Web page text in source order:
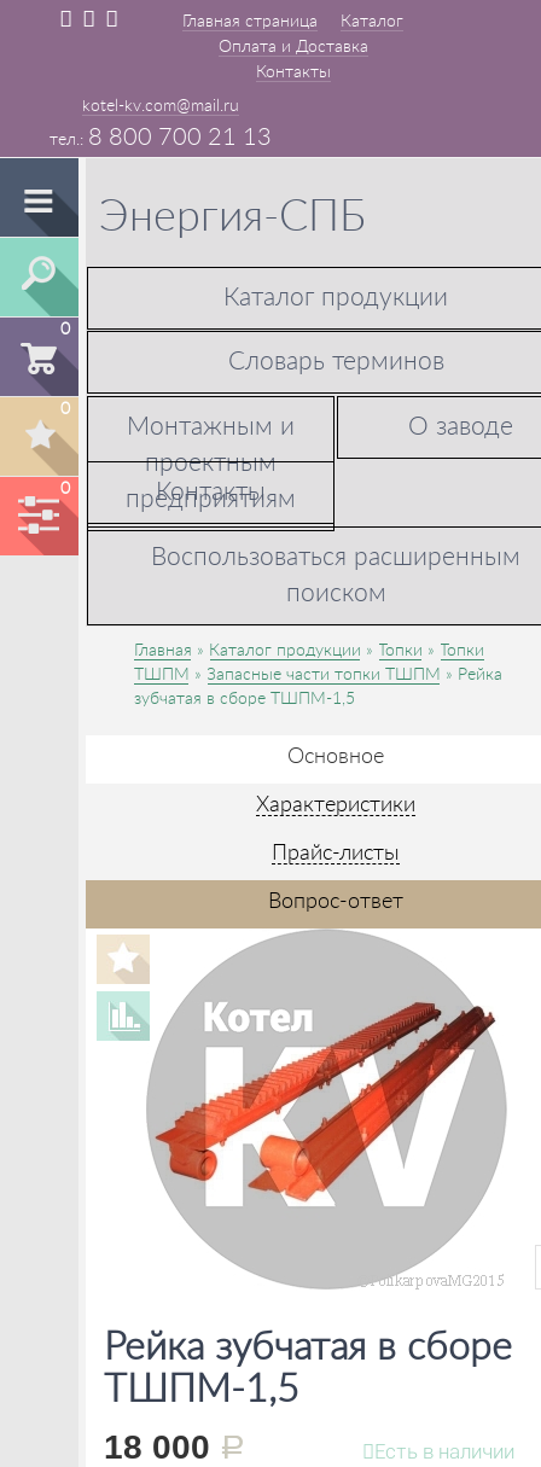
Главная страница
Каталог
Оплата и Доставка
Контакты
kotel-kv.com@mail.ru
8 800 700 21 13
0
0
0
Энергия-СПБ
Каталог продукции
Словарь терминов
Монтажным и
проектным
предприятиям
О заводе
Контакты
Воспользоваться расширенным
поиском
Главная Каталог продукции Топки
Топки
ТШПМ
Запасные части топки ТШПМ
Рейка
зубчатая в сборе ТШПМ-1,5
Основное
Характеристики
Прайс-листы
Вопрос-ответ
Рейка зубчатая в сборе
ТШПМ-1,5
18 000 руб. Есть в наличии